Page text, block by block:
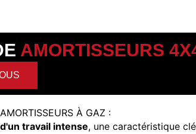
AMORTISSEURS
À GAZ :
travail intense, une caractéristique